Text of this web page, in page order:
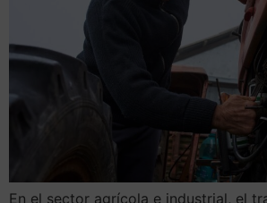
En el sector agrícola e industrial, el